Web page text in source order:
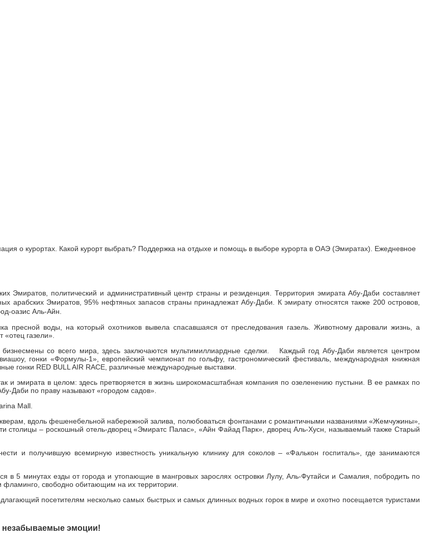
о курортах. Какой курорт выбрать? Поддержка на отдыхе и помощь в выборе курорта в ОАЭ (Эмиратах). Ежедневное
Эмиратов, политический и административный центр страны и резиденция. Территория эмирата Абу-Даби составляет
арабских Эмиратов, 95% нефтяных запасов страны принадлежат Абу-Даби. К эмирату относятся также 200 островов,
оазис Аль-Айн.
пресной воды, на который охотников вывела спасавшаяся от преследования газель. Животному даровали жизнь, а
«отец газели».
со всего мира, здесь заключаются мультимиллиардные сделки. Каждый год Абу-Даби является центром
гонки «Формулы-1», европейский чемпионат по гольфу, гастрономический фестиваль, международная книжная
гонки RED BULL AIR RACE, различные международные выставки.
и эмирата в целом: здесь претворяется в жизнь широкомасштабная компания по озеленению пустыни. В ее рамках по
Даби по праву называют «городом садов».
Mall.
вдоль фешенебельной набережной залива, полюбоваться фонтанами с романтичными названиями «Жемчужины»,
столицы – роскошный отель-дворец «Эмиратс Палас», «Айн Файад Парк», дворец Аль-Хусн, называемый также Старый
и получившую всемирную известность уникальную клинику для соколов – «Фалькон госпиталь», где занимаются
в 5 минутах езды от города и утопающие в мангровых зарослях островки Лулу, Аль-Футайси и Самалия, побродить по
свободно обитающим на их территории.
посетителям несколько самых быстрых и самых длинных водных горок в мире и охотно посещается туристами
незабываемые эмоции!